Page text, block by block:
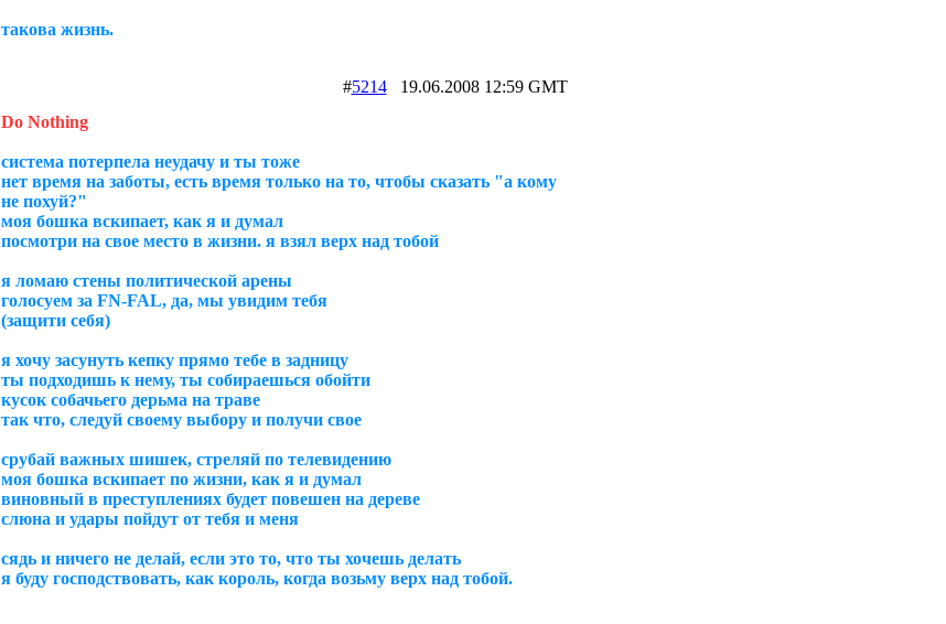
такова жизнь.
#521419.06.2008 12:59 GMT
Do Nothing
система потерпела неудачу и ты тоже
нет время на заботы, есть время только на то, чтобы сказать "а кому
не похуй?"
моя бошка вскипает, как я и думал
посмотри на свое место в жизни. я взял верх над тобой
я ломаю стены политической арены
голосуем за FN-FAL, да, мы увидим тебя
(защити себя)
я хочу засунуть кепку прямо тебе в задницу
ты подходишь к нему, ты собираешься обойти
кусок собачьего дерьма на траве
так что, следуй своему выбору и получи свое
срубай важных шишек, стреляй по телевидению
моя бошка вскипает по жизни, как я и думал
виновный в преступлениях будет повешен на дереве
слюна и удары пойдут от тебя и меня
сядь и ничего не делай, если это то, что ты хочешь делать
я буду господствовать, как король, когда возьму верх над тобой.